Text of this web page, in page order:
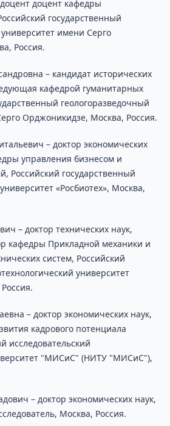
доцент кафедры
государственный
имени Серго
Россия.
– кандидат исторических
кафедрой гуманитарных
геологоразведочный
Орджоникидзе, Москва, Россия.
– доктор экономических
управления бизнесом и
Российский государственный
«Росбиотех», Москва,
– доктор технических наук,
кафедры Прикладной механики и
систем, Российский
университет
– доктор экономических наук,
кадрового потенциала
исследовательский
"МИСиС" (НИТУ "МИСиС"),
– доктор экономических наук,
Москва, Россия.